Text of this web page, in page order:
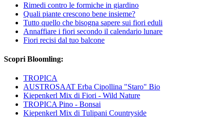
Rimedi contro le formiche in giardino
Quali piante crescono bene insieme?
Tutto quello che bisogna sapere sui fiori eduli
Annaffiare i fiori secondo il calendario lunare
Fiori recisi dal tuo balcone
Scopri Bloomling:
TROPICA
AUSTROSAAT Erba Cipollina "Staro" Bio
Kiepenkerl Mix di Fiori - Wild Nature
TROPICA Pino - Bonsai
Kiepenkerl Mix di Tulipani Countryside